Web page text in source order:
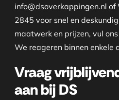
info@dsoverkappingen.nl
2845 voor snel en
maatwerk en prijzen, vul
We reageren binnen enkele
Vraag
aan bij DS